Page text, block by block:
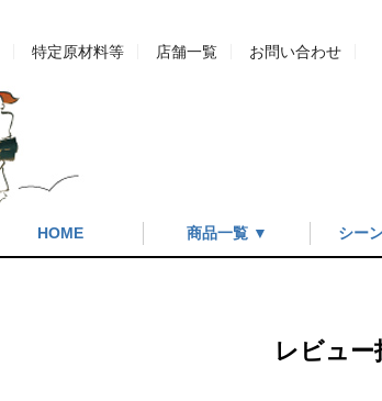
特定原材料等 店舗一覧 お問い合わせ
HOME 商品一覧 ▼ シー
レビュー